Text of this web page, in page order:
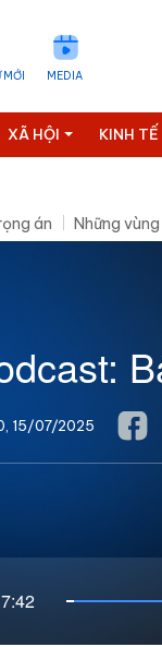
MỚI MEDIA
XÃ HỘI KINH TẾ
án Những
15/07/2025
7:42